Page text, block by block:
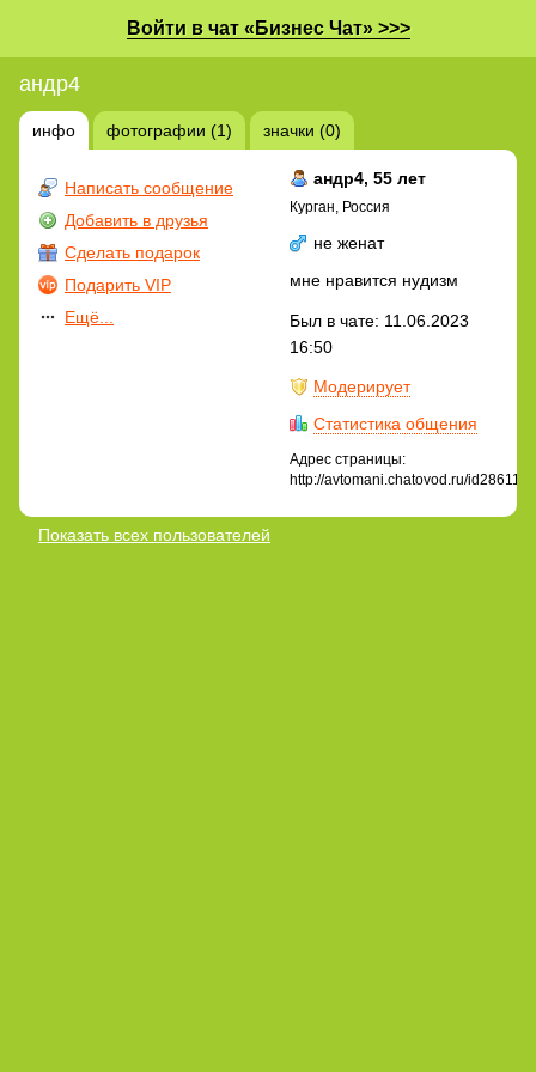
Войти в чат «Бизнес Чат» >>>
андр4
инфо фотографии (1) значки (0)
Написать сообщение
Добавить в друзья
Сделать подарок
Подарить VIP
Ещё...
андр4, 55 лет
Курган, Россия
не женат
мне нравится нудизм
Был в чате: 11.06.2023
16:50
Модерирует
Статистика общения
Адрес страницы:
http://avtomani.chatovod.ru/id2861102
Показать всех пользователей